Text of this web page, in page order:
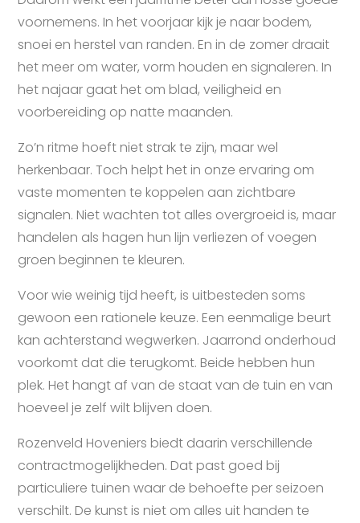
voornemens. In het voorjaar kijk je naar bodem,
snoei en herstel van randen. En in de zomer draait
het meer om water, vorm houden en signaleren. In
het najaar gaat het om blad, veiligheid en
voorbereiding op natte maanden.
Zo’n ritme hoeft niet strak te zijn, maar wel
herkenbaar. Toch helpt het in onze ervaring om
vaste momenten te koppelen aan zichtbare
signalen. Niet wachten tot alles overgroeid is, maar
handelen als hagen hun lijn verliezen of voegen
groen beginnen te kleuren.
Voor wie weinig tijd heeft, is uitbesteden soms
gewoon een rationele keuze. Een eenmalige beurt
kan achterstand wegwerken. Jaarrond onderhoud
voorkomt dat die terugkomt. Beide hebben hun
plek. Het hangt af van de staat van de tuin en van
hoeveel je zelf wilt blijven doen.
Rozenveld Hoveniers biedt daarin verschillende
contractmogelijkheden. Dat past goed bij
particuliere tuinen waar de behoefte per seizoen
verschilt. De kunst is niet om alles uit handen te